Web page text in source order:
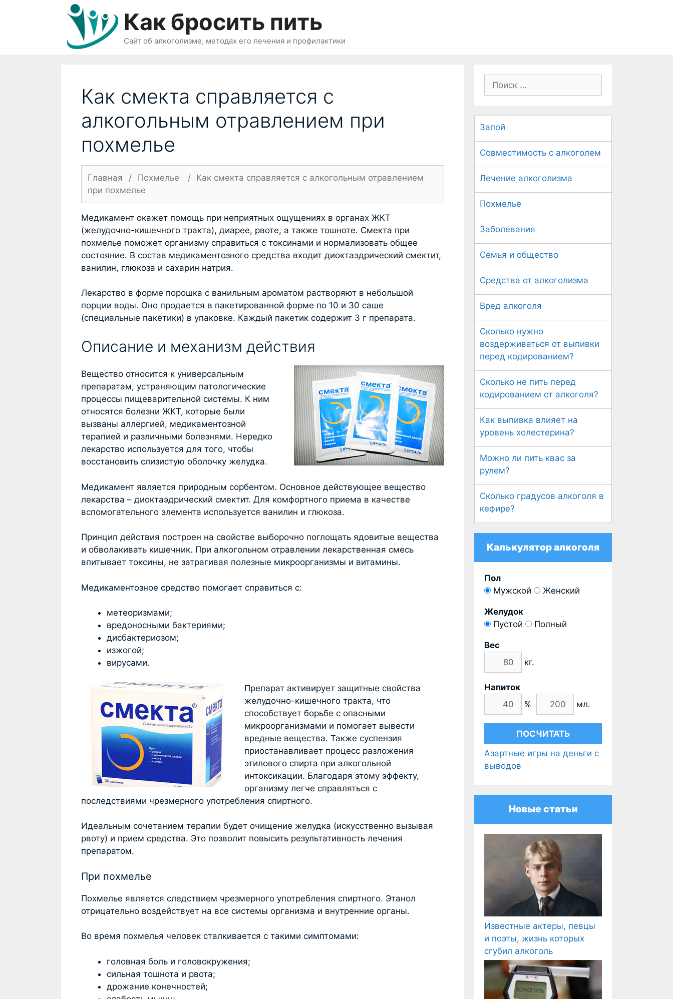
Как бросить пить
Сайт об алкоголизме, методах его лечения и профилактики
Как смекта справляется с
алкогольным отравлением при
похмелье
Главная / Похмелье /
Как смекта справляется с алкогольным отравлением
при похмелье
Медикамент окажет помощь при неприятных ощущениях в органах ЖКТ
(желудочно-кишечного тракта), диарее, рвоте, а также тошноте. Смекта при
похмелье поможет организму справиться с токсинами и нормализовать общее
состояние. В состав медикаментозного средства входит диоктаэдрический смектит,
ванилин, глюкоза и сахарин натрия.
Лекарство в форме порошка с ванильным ароматом растворяют в небольшой
порции воды. Оно продается в пакетированной форме по 10 и 30 саше
(специальные пакетики) в упаковке. Каждый пакетик содержит 3 г препарата.
Описание и механизм действия
Вещество относится к универсальным
препаратам, устраняющим патологические
процессы пищеварительной системы. К ним
относятся болезни ЖКТ, которые были
вызваны аллергией, медикаментозной
терапией и различными болезнями. Нередко
лекарство используется для того, чтобы
восстановить слизистую оболочку желудка.
Медикамент является природным сорбентом. Основное действующее вещество
лекарства – диоктаэдрический смектит. Для комфортного приема в качестве
вспомогательного элемента используется ванилин и глюкоза.
Принцип действия построен на свойстве выборочно поглощать ядовитые вещества
и обволакивать кишечник. При алкогольном отравлении лекарственная смесь
впитывает токсины, не затрагивая полезные микроорганизмы и витамины.
Медикаментозное средство помогает справиться с:
метеоризмами;
вредоносными бактериями;
дисбактериозом;
изжогой;
вирусами.
Препарат активирует защитные свойства
желудочно-кишечного тракта, что
способствует борьбе с опасными
микроорганизмами и помогает вывести
вредные вещества. Также суспензия
приостанавливает процесс разложения
этилового спирта при алкогольной
интоксикации. Благодаря этому эффекту,
организму легче справляться с
последствиями чрезмерного употребления спиртного.
Идеальным сочетанием терапии будет очищение желудка (искусственно вызывая
рвоту) и прием средства. Это позволит повысить результативность лечения
препаратом.
При похмелье
Похмелье является следствием чрезмерного употребления спиртного. Этанол
отрицательно воздействует на все системы организма и внутренние органы.
Во время похмелья человек сталкивается с такими симптомами:
головная боль и головокружения;
сильная тошнота и рвота;
дрожание конечностей;
о
с
к
:
Запой
Совместимость с алкоголем
Лечение алкоголизма
Похмелье
Заболевания
Семья и общество
Средства от алкоголизма
Вред алкоголя
Сколько нужно
воздерживаться от выпивки
перед кодированием?
Сколько не пить перед
кодированием от алкоголя?
Как выпивка влияет на
уровень холестерина?
Можно ли пить квас за
рулем?
Сколько градусов алкоголя в
кефире?
Калькулятор алкоголя
Пол
Мужской
Женский
Желудок
Пустой
Полный
Вес
кг.
Напиток
%
мл.
Азартные игры на деньги с
выводов
Новые статьи
Известные актеры, певцы
и поэты, жизнь которых
сгубил алкоголь